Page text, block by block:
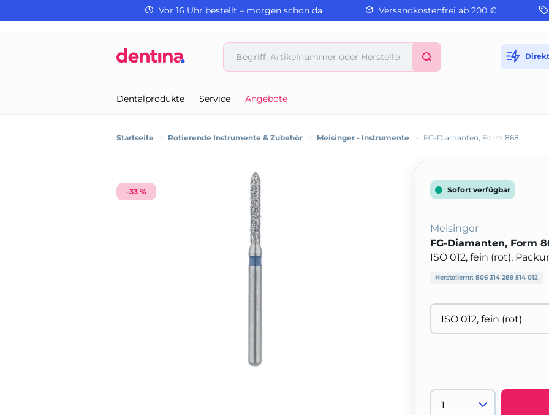
Vor 16 Uhr bestellt – morgen schon da Versandkostenfrei ab 200 €
Dentalprodukte Service Angebote
Startseite > Rotierende Instrumente & Zubehör > Meisinger - Instrumente > FG-Diamanten, Form 868
-33 % Sofort verfügbar
Meisinger
FG-Diamanten, Form
ISO 012, fein (rot),
Herstellernr: 806 314 289 514 012